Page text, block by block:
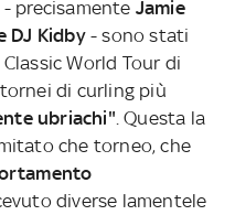
- precisamente Jamie
DJ Kidby- sono stati
World Tour di
di curling più
ubriachi" . Questa la
che torneo, che
diverse lamentele